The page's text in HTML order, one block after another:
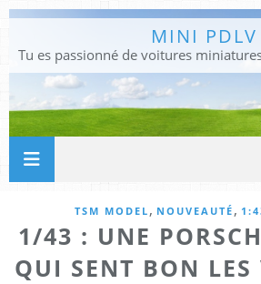
MINI PDLV
TSM MODEL , NOUVEAUTÉ ,
1/43 : UNE
QUI SENT BON LES